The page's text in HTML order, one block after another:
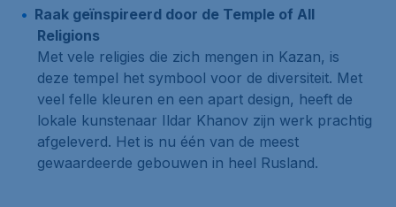
Raak geïnspireerd door de Temple of All
Religions
Met vele religies die zich mengen in Kazan, is
deze tempel het symbool voor de diversiteit. Met
veel felle kleuren en een apart design, heeft de
lokale kunstenaar Ildar Khanov zijn werk prachtig
afgeleverd. Het is nu één van de meest
gewaardeerde gebouwen in heel Rusland.